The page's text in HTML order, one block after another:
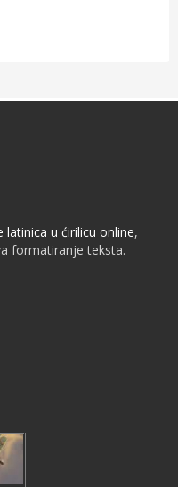
latinica u ćirilicu online,
formatiranje teksta.